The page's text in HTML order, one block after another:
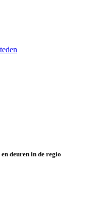
deuren in de regio